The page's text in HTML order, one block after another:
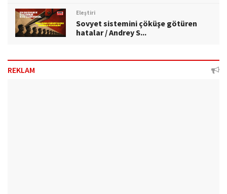
Eleştiri
Sovyet sistemini çöküşe götüren
hatalar / Andrey S...
REKLAM